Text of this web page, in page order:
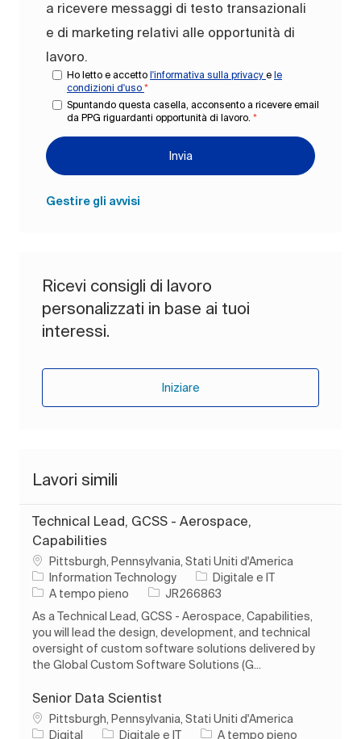
a ricevere messaggi di testo transazionali
e di marketing relativi alle opportunità di
lavoro.
Ho letto e accetto l'informativa sulla privacy e le
condizioni d'uso *
Spuntando questa casella, acconsento a ricevere email
da PPG riguardanti opportunità di lavoro. *
Invia
Gestire gli avvisi
Ricevi consigli di lavoro
personalizzati in base ai tuoi
interessi.
Iniziare
Lavori simili
Technical Lead, GCSS - Aerospace,
Capabilities
Ubicazione
Pittsburgh, Pennsylvania, Stati Uniti d'America
Information Technology
Categoria
Digitale e IT
Tipo di lavoro
A tempo pieno ID processo
JR266863
As a Technical Lead, GCSS - Aerospace, Capabilities,
you will lead the design, development, and technical
oversight of custom software solutions delivered by
the Global Custom Software Solutions (G...
Senior Data Scientist
Ubicazione
Pittsburgh, Pennsylvania, Stati Uniti d'America
Digital
Categoria
Digitale e IT Tipo di lavoro
A tempo pieno